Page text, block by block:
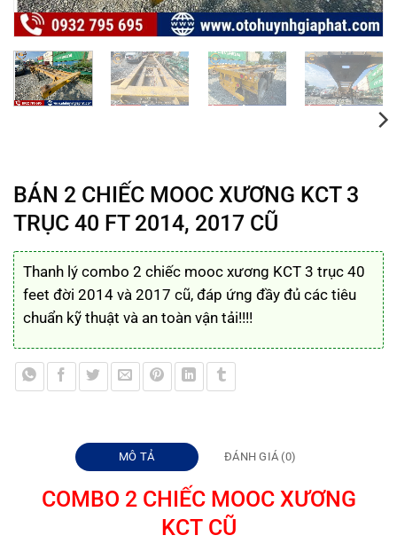
BÁN 2 CHIẾC MOOC XƯƠNG KCT 3
TRỤC 40 FT 2014, 2017 CŨ
Thanh lý combo 2 chiếc mooc xương KCT 3 trục 40
feet đời 2014 và 2017 cũ, đáp ứng đầy đủ các tiêu
chuẩn kỹ thuật và an toàn vận tải!!!!
MÔ TẢ ĐÁNH GIÁ (0)
COMBO 2 CHIẾC MOOC XƯƠNG
KCTCŨ